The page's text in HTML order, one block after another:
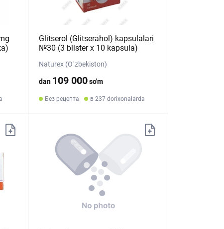
Glitserol (Glitserahol) kapsulalari
№30 (3 blister х 10 kapsula)
Naturex (O`zbekiston)
dan 109 000so'm
Без рецепта в 237 dorixonalarda